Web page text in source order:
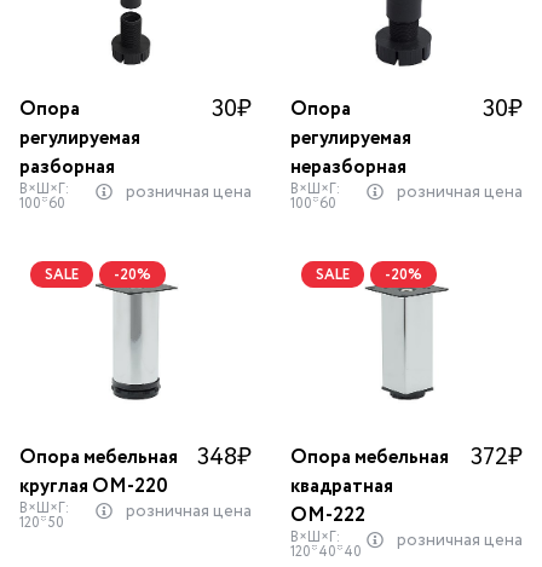
Опора
регулируемая
разборная
30₽
В×Ш×Г:
100*60 розничная цена
Опора
регулируемая
неразборная
30₽
В×Ш×Г:
100*60 розничная цена
Опора мебельная
круглая ОМ-220
348₽
В×Ш×Г:
120*50 розничная цена
SALE -20%
Опора мебельная
квадратная
ОМ-222
372₽
В×Ш×Г:
120*40*40 розничная цена
SALE -20%